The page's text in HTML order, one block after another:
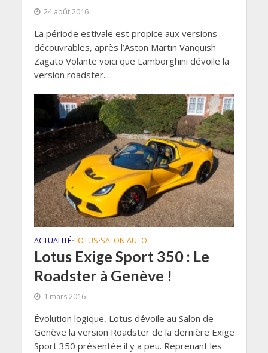
24 août 2016
La période estivale est propice aux versions
découvrables, après l’Aston Martin Vanquish
Zagato Volante voici que Lamborghini dévoile la
version roadster...
ACTUALITÉ•LOTUS•SALON AUTO
Lotus Exige Sport 350 : Le
Roadster à Genève !
1 mars 2016
Évolution logique, Lotus dévoile au Salon de
Genève la version Roadster de la dernière Exige
Sport 350 présentée il y a peu. Reprenant les